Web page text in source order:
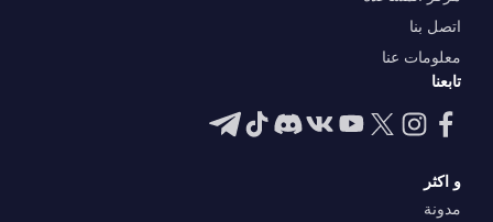
اتصل بنا
معلومات عنا
تابعنا
و اكثر
مدونة